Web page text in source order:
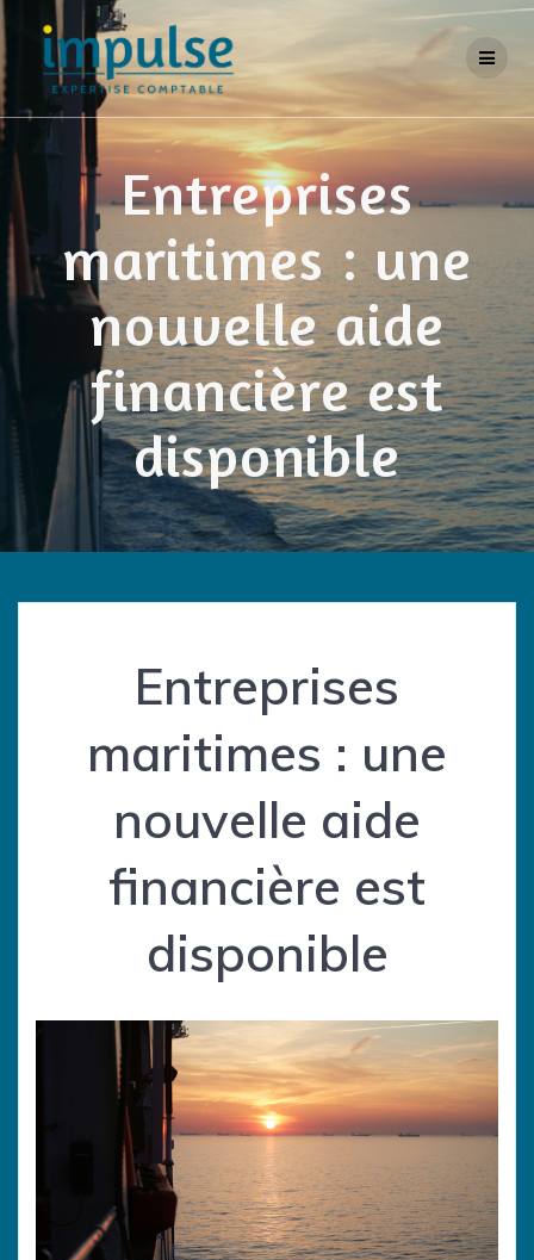
Entreprises
maritimes : une
nouvelle aide
financière est
disponible
Entreprises
maritimes : une
nouvelle aide
financière est
disponible